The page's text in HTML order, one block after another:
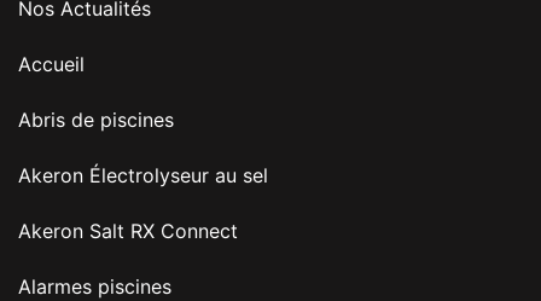
Nos Actualités
Accueil
Abris de piscines
Akeron Électrolyseur au sel
Akeron Salt RX Connect
Alarmes piscines